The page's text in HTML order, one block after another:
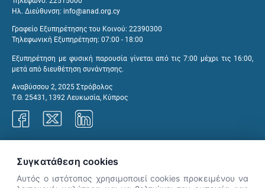
Ηλ. Διεύθυνση: info@anad.org.cy
Γραφείο Εξυπηρέτησης του Κοινού: 22390300
Τηλεφωνική Εξυπηρέτηση: 07:00 - 18:00
Εξυπηρέτηση με φυσική παρουσία γίνεται από τις 7:00 μέχρι τις 16:00,
μετά από διευθέτηση συνάντησης.
Αναβύσσου 2, 2025 Στρόβολος
Τ.Θ. 25431, 1392 Λευκωσία, Κύπρος
Συγκατάθεση cookies
Αυτός ο ιστότοπος χρησιμοποιεί cookies προκειμένου να